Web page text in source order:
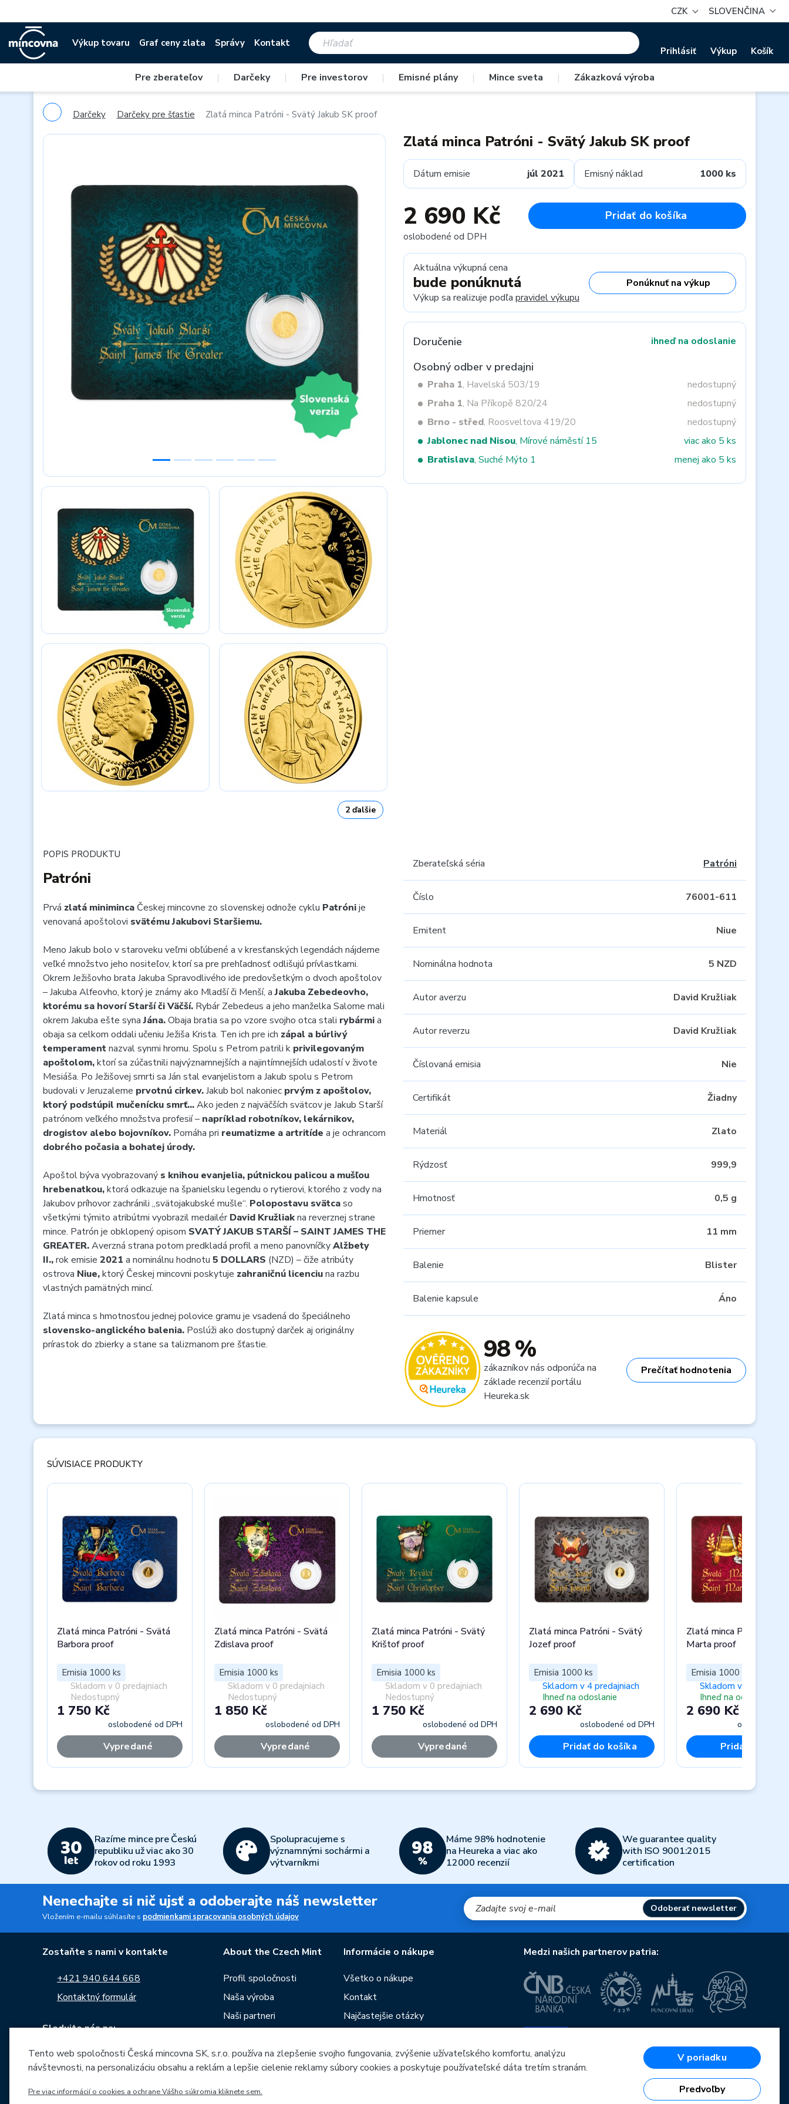
CZK SLOVENČINA
Výkup tovaru Graf ceny zlata Správy Kontakt
Prihlásiť Výkup Košík
Pre zberateľov | Darčeky | Pre investorov | Emisné plány | Mince sveta | Zákazková výroba
Darčeky Darčeky pre šťastie Zlatá minca Patróni - Svätý Jakub SK proof
Next
2 ďalšie
Zlatá minca Patróni - Svätý Jakub SK proof
Dátum emisie júl 2021 Emisný náklad 1000 ks
2 690 Kč
oslobodené od DPH
Pridať do košíka
Aktuálna výkupná cena
bude ponúknutá
Výkup sa realizuje podľa pravidel výkupu
Ponúknuť na výkup
Doručenie ihneď na odoslanie
Osobný odber v predajni
Praha 1, Havelská 503/19
nedostupný
Praha 1, Na Příkopě 820/24
nedostupný
Brno - střed, Roosveltova 419/20
nedostupný
Jablonec nad Nisou, Mírové náměstí 15
viac ako 5 ks
Bratislava, Suché Mýto 1 menej ako 5 ks
POPIS PRODUKTU
Patróni
Prvá zlatá miniminca Českej mincovne zo slovenskej odnože cyklu Patrónije
venovaná apoštolovi svätému Jakubovi Staršiemu.
Meno Jakub bolo v staroveku veľmi obľúbené a v kresťanských legendách nájdeme
veľké množstvo jeho nositeľov, ktorí sa pre prehľadnosť odlišujú prívlastkami.
Okrem Ježišovho brata Jakuba Spravodlivého ide predovšetkým o dvoch apoštolov
– Jakuba Alfeovho, ktorý je známy ako Mladší či Menší, aJakuba Zebedeovho,
ktorému sa hovorí Starší či Väčší. Rybár Zebedeus a jeho manželka Salome mali
okrem Jakuba ešte synaJána.Obaja bratia sa po vzore svojho otca stali rybármia
obaja sa celkom oddali učeniu Ježiša Krista. Ten ich pre ich zápal a búrlivý
temperamentnazval synmi hromu. Spolu s Petrom patrili k privilegovaným
apoštolom,ktorí sa zúčastnili najvýznamnejších a najintímnejších udalostí v živote
Mesiáša. Po Ježišovej smrti sa Ján stal evanjelistom a Jakub spolu s Petrom
budovali v Jeruzaleme prvotnú cirkev.Jakub bol nakoniec prvým z apoštolov,
ktorý podstúpil mučenícku smrť…Ako jeden z najväčších svätcov je Jakub Starší
patrónom veľkého množstva profesií – napríklad robotníkov, lekárnikov,
drogistov alebo bojovníkov. Pomáha pri reumatizme a artritíde a je ochrancom
dobrého počasia a bohatej úrody.
Apoštol býva vyobrazovaný s knihou evanjelia, pútnickou palicou a mušľou
hrebenatkou,ktorá odkazuje na španielsku legendu o rytierovi, ktorého z vody na
Jakubov príhovor zachránili „svätojakubské mušle“. Polopostavu svätcaso
všetkými týmito atribútmi vyobrazil medailérDavid Kružliakna reverznej strane
mince. Patrón je obklopený opisom SVATÝ JAKUB STARŠÍ – SAINT JAMES THE
GREATER.Averzná strana potom predkladá profil a meno panovníčkyAlžbety
II.,rok emisie 2021 a nominálnu hodnotu 5 DOLLARS (NZD) – čiže atribúty
ostrova Niue,ktorý Českej mincovni poskytuje zahraničnú licenciuna razbu
vlastných pamätných mincí.
Zlatá minca s hmotnosťou jednej polovice gramu je vsadená do špeciálneho
slovensko-anglického balenia. Poslúži ako dostupný darček aj originálny
prírastok do zbierky a stane sa talizmanom pre šťastie.
Zberateľská séria Patróni
Číslo 76001-611
Emitent Niue
Nominálna hodnota 5 NZD
Autor averzu David Kružliak
Autor reverzu David Kružliak
Číslovaná emisia Nie
Certifikát Žiadny
Materiál Zlato
Rýdzosť 999,9
Hmotnosť 0,5 g
Priemer 11 mm
Balenie Blister
Balenie kapsule Áno
98 %
zákazníkov nás odporúča na
základe recenzií portálu
Heureka.sk
Prečítať hodnotenia
SÚVISIACE PRODUKTY
Zlatá minca Patróni - Svätá
Barbora proof
Emisia 1000 ks
Skladom v 0 predajniach
Nedostupný
1 750 Kč
oslobodené od DPH
Vypredané
Zlatá minca Patróni - Svätá
Zdislava proof
Emisia 1000 ks
Skladom v 0 predajniach
Nedostupný
1 850 Kč
oslobodené od DPH
Vypredané
Zlatá minca Patróni - Svätý
Krištof proof
Emisia 1000 ks
Skladom v 0 predajniach
Nedostupný
1 750 Kč
oslobodené od DPH
Vypredané
Zlatá minca Patróni - Svätý
Jozef proof
Emisia 1000 ks
Skladom v 4 predajniach
Ihneď na odoslanie
2 690 Kč
oslobodené od DPH
Pridať do košíka
Zlatá minca Patróni -
Marta proof
Emisia 1000 ks
Skladom v 4
Ihneď na odoslanie
2 690 Kč
oslobodené
Pridať do
Razíme mince pre Českú
republiku už viac ako 30
rokov od roku 1993
Spolupracujeme s
významnými sochármi a
výtvarníkmi
Máme 98% hodnotenie
na Heureka a viac ako
12000 recenzií
We guarantee quality
with ISO 9001:2015
certification
Nenechajte si nič ujsť a odoberajte náš newsletter
Vložením e-mailu súhlasíte s podmienkami spracovania osobných údajov
Odoberať newsletter
Zostaňte s nami v kontakte
+421 940 644 668
Kontaktný formulár
Sledujte nás na:
About the Czech Mint
Profil spoločnosti
Naša výroba
Naši partneri
Správy
Na stiahnutie
Archív razieb
Informácie o nákupe
Všetko o nákupe
Kontakt
Najčastejšie otázky
Predajne Českej mincovne
Poradca
Medzi našich partnerov patria:
OP Podnikanie a inovácie pre konkurencieschopnosť
Európska únia
Európsky fond pre regionálny rozvoj
Investície do vašej budúcnosti
Tento web spoločnosti Česká mincovna SK, s.r.o. používa na zlepšenie svojho fungovania, zvýšenie užívateľského komfortu, analýzu
návštevnosti, na personalizáciu obsahu a reklám a lepšie cielenie reklamy súbory cookies a poskytuje používateľské dáta tretím stranám.
Pre viac informácií o cookies a ochrane Vášho súkromia kliknete sem.
V poriadku
Predvoľby